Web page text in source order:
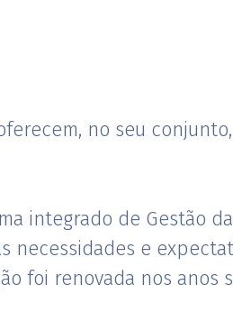
no seu
integrado de Gestão
necessidades e
foi renovada nos anos